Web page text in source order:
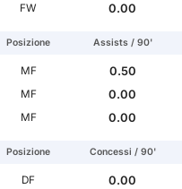
FW 0.00
Posizione Assists / 90'
MF
0.50
MF
0.00
MF 0.00
Posizione Concessi / 90'
DF
0.00